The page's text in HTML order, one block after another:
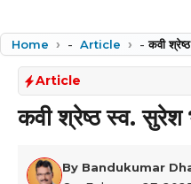
Home - Article -कवी
Article
कवी श्रेष्ठ स्व. सुरेश
By Bandukumar